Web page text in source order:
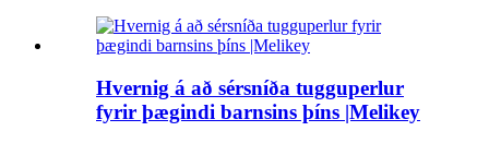
Hvernig á að sérsníða tugguperlur
fyrir þægindi barnsins þíns |Melikey